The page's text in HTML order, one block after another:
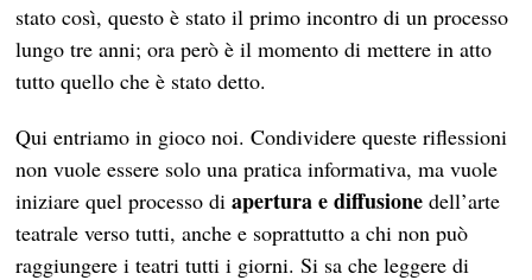
stato così, questo è stato il primo incontro di un processo
lungo tre anni; ora però è il momento di mettere in atto
tutto quello che è stato detto.
Qui entriamo in gioco noi. Condividere queste riflessioni
non vuole essere solo una pratica informativa, ma vuole
iniziare quel processo diapertura e diffusione dell’arte
teatrale verso tutti, anche e soprattutto a chi non può
raggiungere i teatri tutti i giorni. Si sa che leggere di